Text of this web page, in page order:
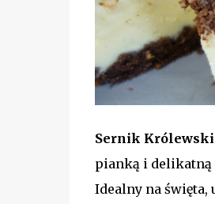
Sernik
pianką i delikatną
Idealny na